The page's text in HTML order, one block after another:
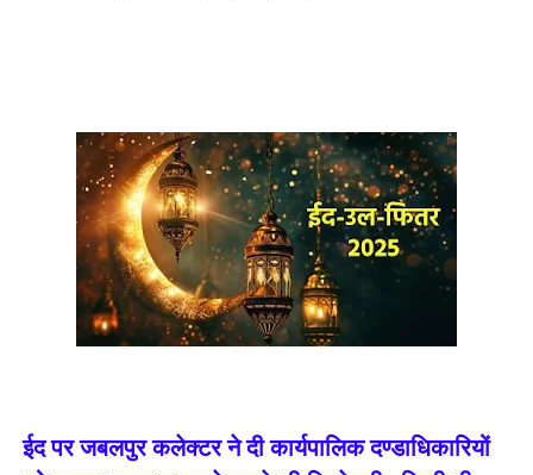
ईद पर जबलपुर कलेक्टर ने दी कार्यपालिक दण्डाधिकारियों